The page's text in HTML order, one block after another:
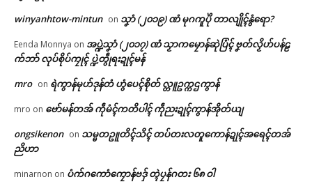
winyanhtow-mintun on သၞာံ (၂၀၁၉) ဏံ မုဂကူပိုဲ တာလျိုၚ်နွံရော?
Eenda Monnya on အပ္ဍဲသၞာံ (၂၀၁၇) ဏံ သၟာကမၠောန်ဆုဲပြံၚ် ဗၞတ်လၟိဟ်ပန်ဠ
က်ဘာ် လုပ်စိုပ်ကၠုၚ် ပ္ဍဲတွဵုရးဍုၚ်မန်
mro on ရဲကွာန်မုဟ်ဒုန်တံ ဟွံပေၚ်စိုတ် လ္တူဥက္ကဌကွာန်
mro on ဗော်မန်တအ် ကဵုမံၚ်ကတိပါၚ် ကဵုညးဍုၚ်ကွာန်အိုတ်ယျ
ongsikenon on သမ္မတဥူတိၚ်သိၚ် တပ်တးလတူကောန်ဍုၚ်အရေၚ်တအ်
ညိဟာ
minarnon on ပံက်ဂကောံကၠောန်ဗဒှ် တ္ၚဲပၠန်ဂတး ၆၈ ဝါ